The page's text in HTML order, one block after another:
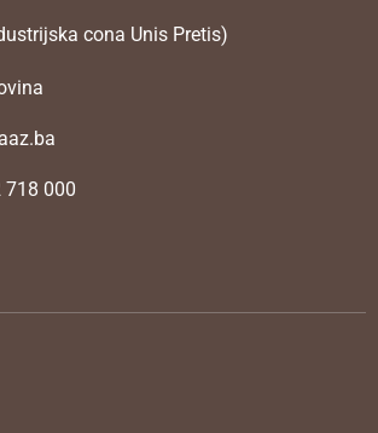
cona Unis Pretis)
718 000